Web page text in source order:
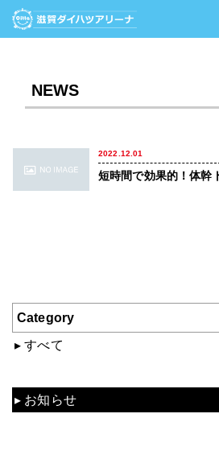
NEWS
2022.12.01
短時間で効果的！体幹
Category
すべて
お知らせ